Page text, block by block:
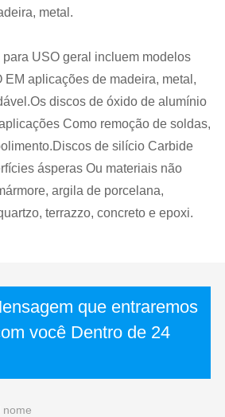
metal.
USO geral incluem modelos
EM aplicações de madeira, metal,
discos de óxido de alumínio
Como remoção de soldas,
de silício Carbide
ásperas Ou materiais não
argila de porcelana,
terrazzo, concreto e epoxi.
que entraremos
você Dentro de 24